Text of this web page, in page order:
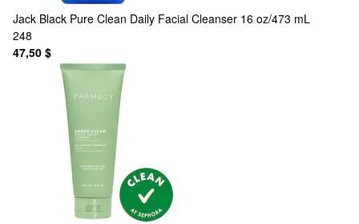
Jack Black Pure Clean Daily Facial Cleanser 16 oz/473 mL
248
47,50 $